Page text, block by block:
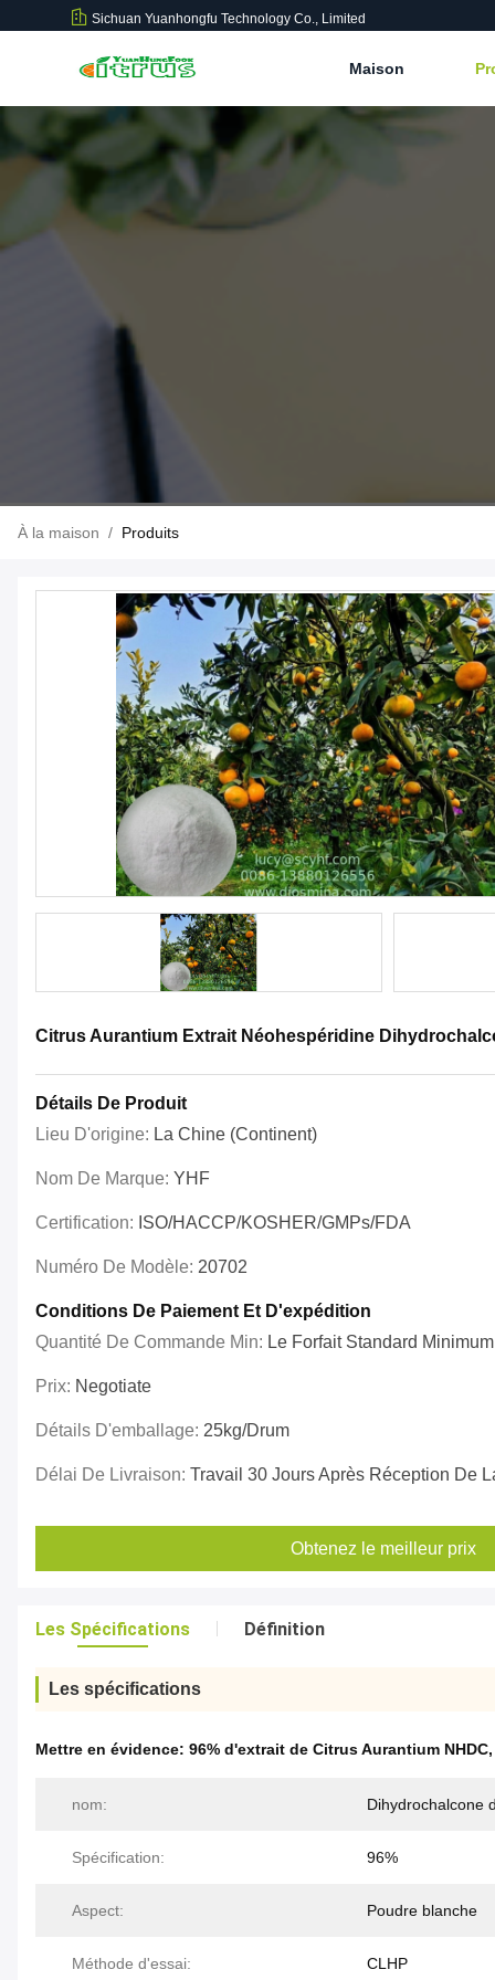
Sichuan Yuanhongfu Technology Co., Limited
Maison
À la maison / Produits
Citrus Aurantium Extrait Néohespéridine
Détails De Produit
Lieu D'origine: La Chine (continent)
Nom De Marque: YHF
Certification: ISO/HACCP/KOSHER/GMPs/FDA
Numéro De Modèle: 20702
Conditions De Paiement Et D'expédition
Quantité De Commande Min: Le Forfait Standard
Prix: Negotiate
Détails D'emballage: 25kg/drum
Délai De Livraison: Travail 30 Jours Après Réception De
Obtenez le meilleur prix
Les Spécifications Définition
Les spécifications
Mettre en évidence: 96% d'extrait de Citrus Aurantium NHDC
nom: Dihydrochalcone
Spécification: 96%
Aspect: Poudre blanche
Méthode d'essai: CLHP